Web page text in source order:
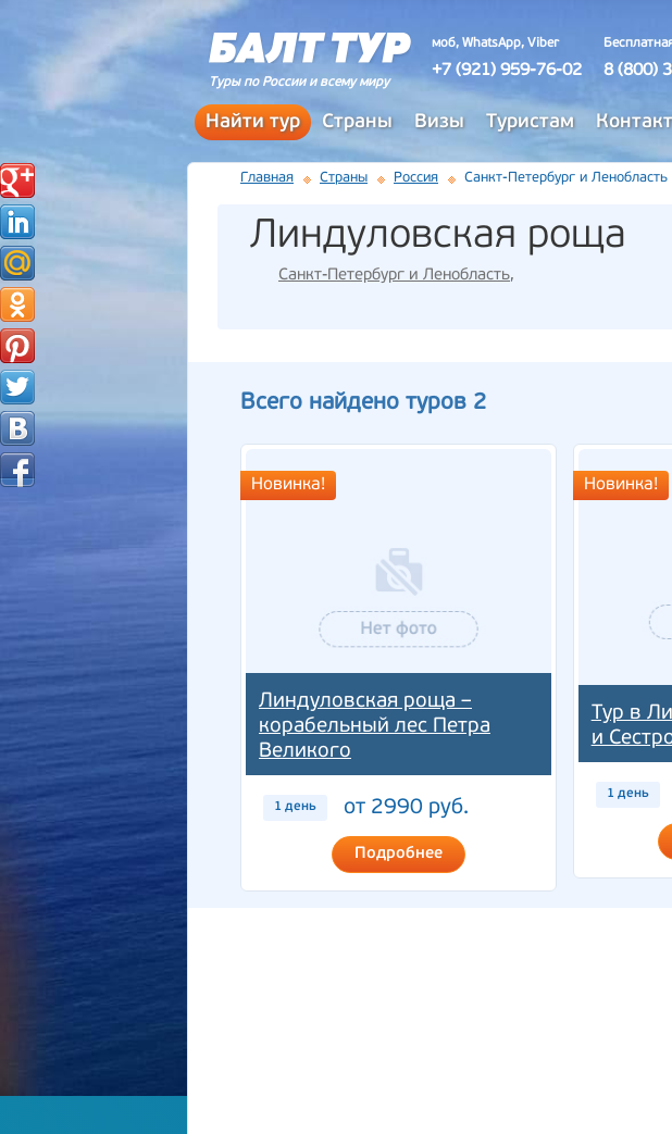
Туры по России и всему миру
моб, WhatsApp, Viber
+7 (921) 959-76-02 8 (800)
Найти тур Страны Визы Туристам
Главная Страны Россия Санкт-Петербург и Ленобласть
Линдуловская роща
Санкт-Петербург и Ленобласть,
Всего найдено туров 2
Линдуловская роща –
корабельный лес Петра
Великого
Новинка!
1 день от 2990 руб.
Подробнее
Тур в
и
Новинка!
1 день